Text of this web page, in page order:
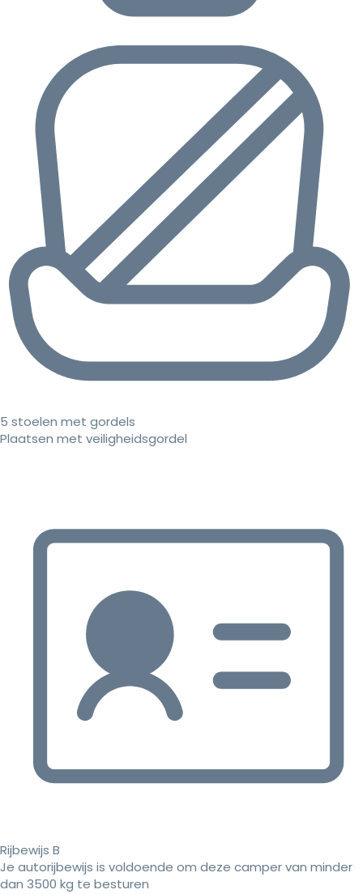
5 stoelen met gordels
Plaatsen met veiligheidsgordel
Rijbewijs B
Je autorijbewijs is voldoende om deze camper van minder
dan 3500 kg te besturen